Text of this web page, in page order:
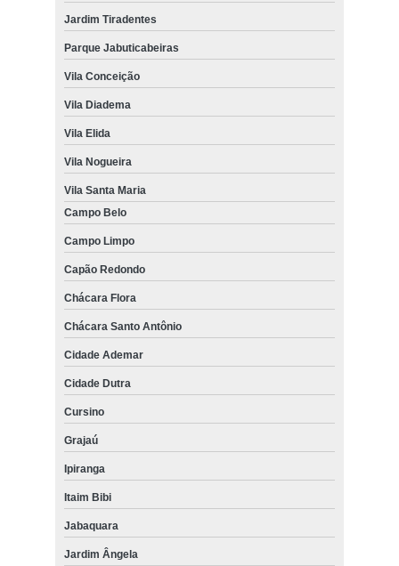
Jardim Tiradentes
Parque Jabuticabeiras
Vila Conceição
Vila Diadema
Vila Elida
Vila Nogueira
Vila Santa Maria
Campo Belo
Campo Limpo
Capão Redondo
Chácara Flora
Chácara Santo Antônio
Cidade Ademar
Cidade Dutra
Cursino
Grajaú
Ipiranga
Itaim Bibi
Jabaquara
Jardim Ângela